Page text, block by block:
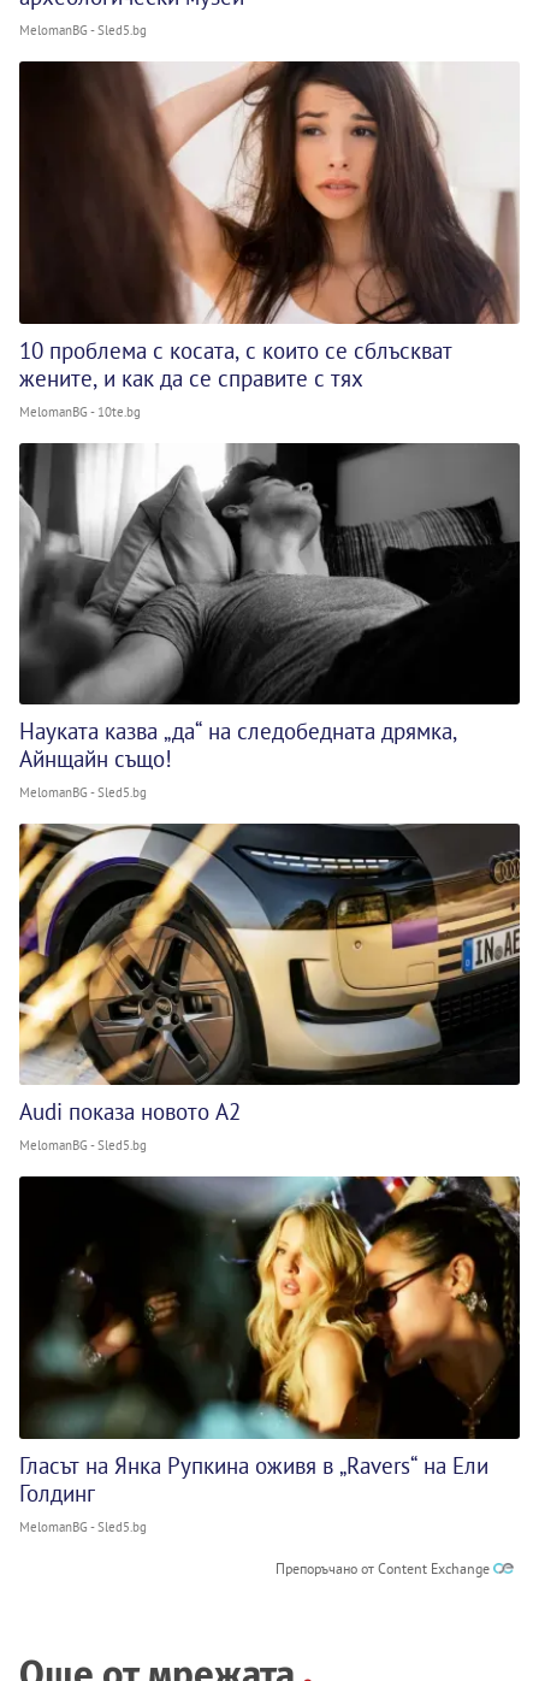
MelomanBG - Sled5.bg
10 проблема с косата, с които се сблъскват
жените, и как да се справите с тях
MelomanBG - 10te.bg
Науката казва „да“ на следобедната дрямка,
Айнщайн също!
MelomanBG - Sled5.bg
Audi показа новото A2
MelomanBG - Sled5.bg
Гласът на Янка Рупкина оживя в „Ravers“ на Ели
Голдинг
MelomanBG - Sled5.bg
Препоръчано от Content Exchange